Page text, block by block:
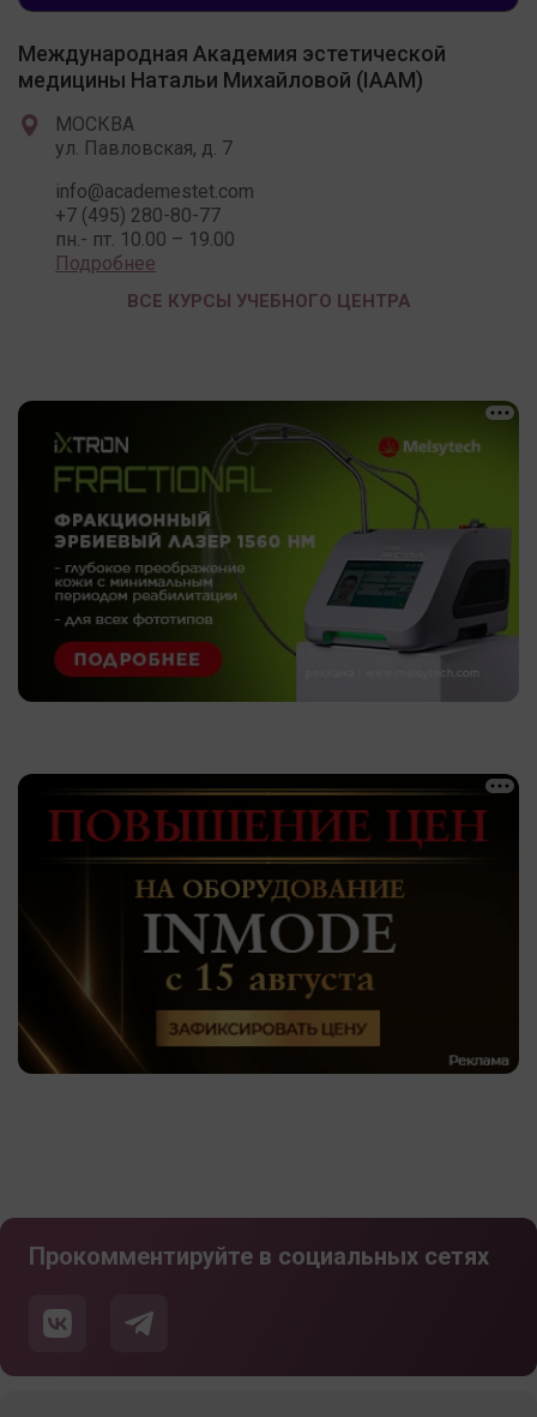
Международная Академия эстетической
медицины Натальи Михайловой (IAAM)
МОСКВА
ул. Павловская, д. 7
info@academestet.com
+7 (495) 280-80-77
пн.- пт. 10.00 – 19.00
Подробнее
ВСЕ КУРСЫ УЧЕБНОГО ЦЕНТРА
Прокомментируйте в социальных сетях